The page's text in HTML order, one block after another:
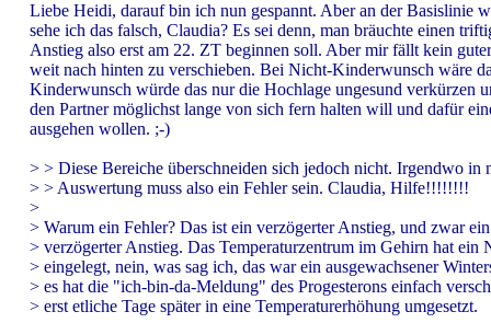
Liebe Heidi, darauf bin ich nun gespannt. Aber an der Basislinie
sehe ich das falsch, Claudia? Es sei denn, man bräuchte einen
Anstieg also erst am 22. ZT beginnen soll. Aber mir fällt kein
weit nach hinten zu verschieben. Bei Nicht-Kinderwunsch wäre
Kinderwunsch würde das nur die Hochlage ungesund verkürzen
den Partner möglichst lange von sich fern halten will und dafür
ausgehen wollen. ;-)
> > Diese Bereiche überschneiden sich jedoch nicht. Irgendwo in
> > Auswertung muss also ein Fehler sein. Claudia, Hilfe!!!!!!!!
>
> Warum ein Fehler? Das ist ein verzögerter Anstieg, und zwar
> verzögerter Anstieg. Das Temperaturzentrum im Gehirn hat ein
> eingelegt, nein, was sag ich, das war ein ausgewachsener
> es hat die "ich-bin-da-Meldung" des Progesterons einfach
> erst etliche Tage später in eine Temperaturerhöhung umgesetzt.